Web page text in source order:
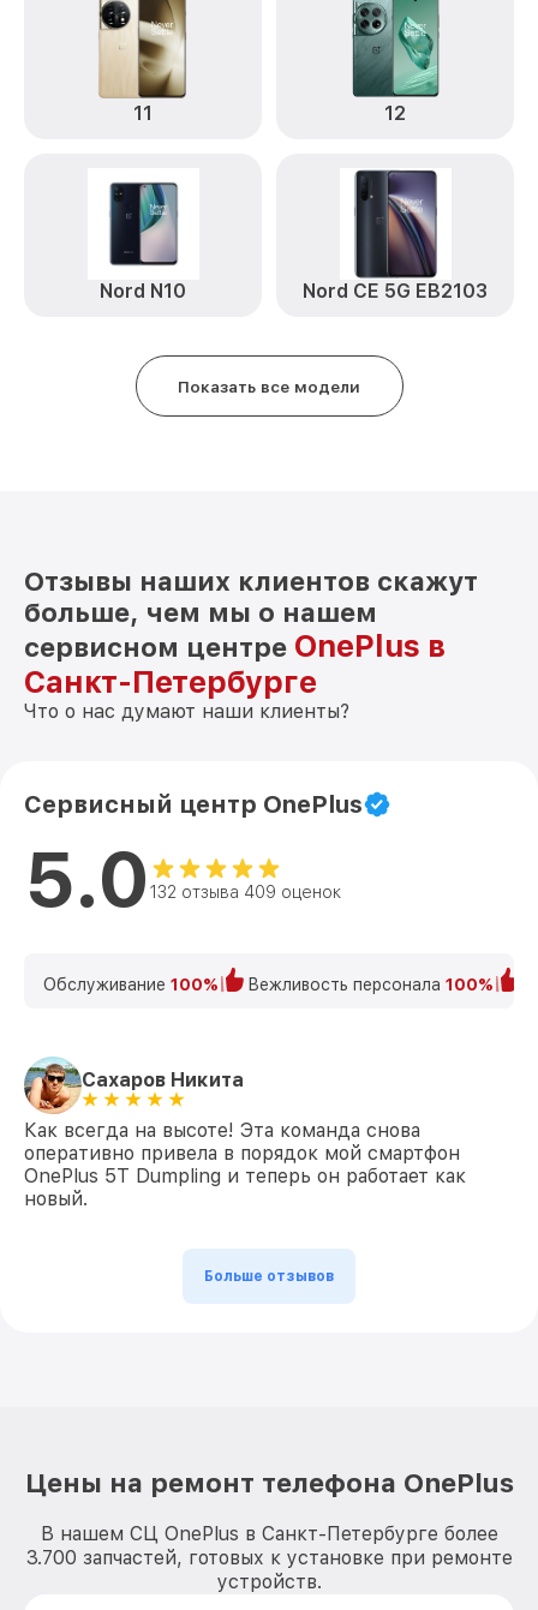
11 12
Nord N10 Nord CE 5G EB2103
Показать все модели
Отзывы наших клиентов скажут
больше, чем мы о нашем
сервисном центре OnePlus в
Санкт-Петербурге
Что о нас думают наши клиенты?
Сервисный центр OnePlus
5.0 132 отзыва 409 оценок
Обслуживание 100% Вежливость персонала 100%
Сахаров Никита
Как всегда на высоте! Эта команда снова
оперативно привела в порядок мой смартфон
OnePlus 5T Dumpling и теперь он работает как
новый.
Больше отзывов
Цены на ремонт телефона OnePlus
В нашем СЦ OnePlus в Санкт-Петербурге более
3.700 запчастей, готовых к установке при ремонте
устройств.